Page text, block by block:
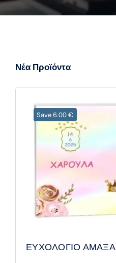
Νέα Προϊόντα
Save 6.00 €
ΕΥΧΟΛΟΓΙΟ ΑΜΑΞΑ